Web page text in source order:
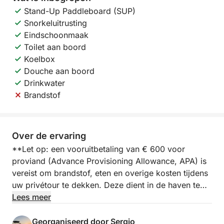
Stand-Up Paddleboard (SUP)
Snorkeluitrusting
Eindschoonmaak
Toilet aan boord
Koelbox
Douche aan boord
Drinkwater
Brandstof
Over de ervaring
**Let op: een vooruitbetaling van € 600 voor
proviand (Advance Provisioning Allowance, APA) is
vereist om brandstof, eten en overige kosten tijdens
uw privétour te dekken. Deze dient in de haven te
worden betaald.**
Ga aan boord voor een dagvullende jachttocht
Lees meer
Georganiseerd door Sergio